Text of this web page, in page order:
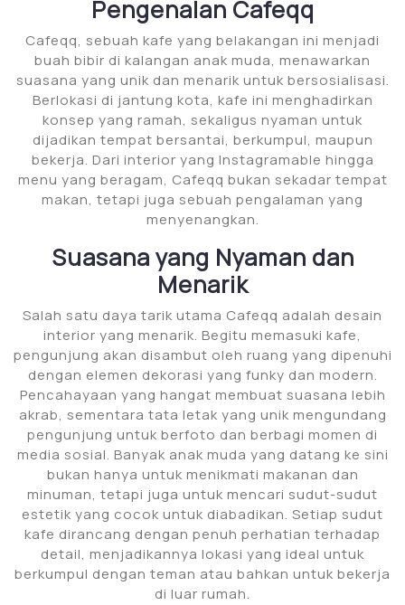
Pengenalan Cafeqq
Cafeqq, sebuah kafe yang belakangan ini menjadi
buah bibir di kalangan anak muda, menawarkan
suasana yang unik dan menarik untuk bersosialisasi.
Berlokasi di jantung kota, kafe ini menghadirkan
konsep yang ramah, sekaligus nyaman untuk
dijadikan tempat bersantai, berkumpul, maupun
bekerja. Dari interior yang Instagramable hingga
menu yang beragam, Cafeqq bukan sekadar tempat
makan, tetapi juga sebuah pengalaman yang
menyenangkan.
Suasana yang Nyaman dan
Menarik
Salah satu daya tarik utama Cafeqq adalah desain
interior yang menarik. Begitu memasuki kafe,
pengunjung akan disambut oleh ruang yang dipenuhi
dengan elemen dekorasi yang funky dan modern.
Pencahayaan yang hangat membuat suasana lebih
akrab, sementara tata letak yang unik mengundang
pengunjung untuk berfoto dan berbagi momen di
media sosial. Banyak anak muda yang datang ke sini
bukan hanya untuk menikmati makanan dan
minuman, tetapi juga untuk mencari sudut-sudut
estetik yang cocok untuk diabadikan. Setiap sudut
kafe dirancang dengan penuh perhatian terhadap
detail, menjadikannya lokasi yang ideal untuk
berkumpul dengan teman atau bahkan untuk bekerja
di luar rumah.